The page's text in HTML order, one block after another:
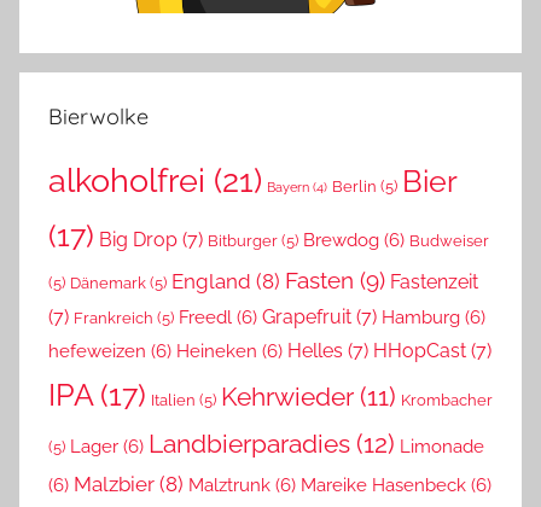
Bierwolke
alkoholfrei (21) Bayern (4) Berlin (5) Bier
(17) Big Drop (7) Bitburger (5) Brewdog (6) Budweiser
(5) Dänemark (5) England (8) Fasten (9) Fastenzeit
(7) Frankreich (5) Freedl (6) Grapefruit (7) Hamburg (6)
hefeweizen (6) Heineken (6) Helles (7) HHopCast (7)
IPA (17) Italien (5) Kehrwieder (11) Krombacher
(5) Lager (6) Landbierparadies (12) Limonade
(6) Malzbier (8) Malztrunk (6) Mareike Hasenbeck (6)